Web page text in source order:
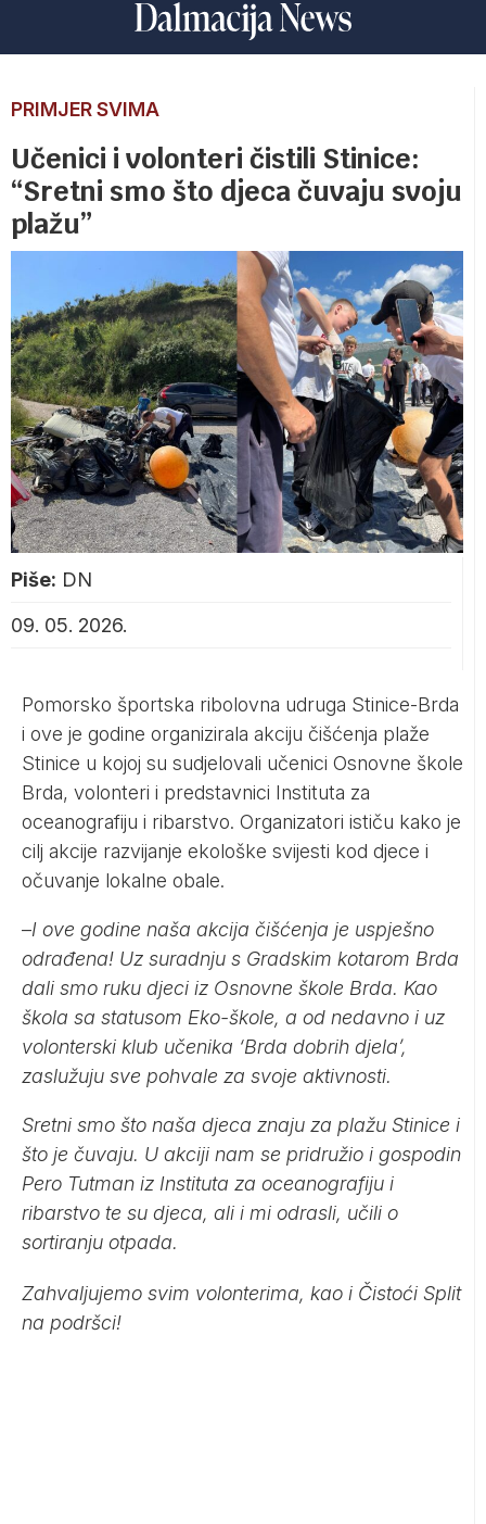
PRIMJER SVIMA
Učenici i volonteri čistili Stinice:
“Sretni smo što djeca čuvaju svoju
plažu”
Piše: DN
09. 05. 2026.
Pomorsko športska ribolovna udruga Stinice-Brda
i ove je godine organizirala akciju čišćenja plaže
Stinice u kojoj su sudjelovali učenici Osnovne škole
Brda, volonteri i predstavnici Instituta za
oceanografiju i ribarstvo. Organizatori ističu kako je
cilj akcije razvijanje ekološke svijesti kod djece i
očuvanje lokalne obale.
–I ove godine naša akcija čišćenja je uspješno
odrađena! Uz suradnju s Gradskim kotarom Brda
dali smo ruku djeci iz Osnovne škole Brda. Kao
škola sa statusom Eko-škole, a od nedavno i uz
volonterski klub učenika ‘Brda dobrih djela’,
zaslužuju sve pohvale za svoje aktivnosti.
Sretni smo što naša djeca znaju za plažu Stinice i
što je čuvaju. U akciji nam se pridružio i gospodin
Pero Tutman iz Instituta za oceanografiju i
ribarstvo te su djeca, ali i mi odrasli, učili o
sortiranju otpada.
Zahvaljujemo svim volonterima, kao i Čistoći Split
na podršci!